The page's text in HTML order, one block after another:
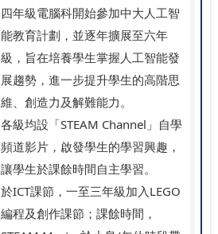
四年級電腦科開始參加中大人工智
能教育計劃，並逐年擴展至六年
級，旨在培養學生掌握人工智能發
展趨勢，進一步提升學生的高階思
維、創造力及解難能力。
各級均設「STEAM Channel」自學
頻道影片，啟發學生的學習興趣，
讓學生於課餘時間自主學習。
於ICT課節，一至三年級加入LEGO
編程及創作課節；課餘時間，